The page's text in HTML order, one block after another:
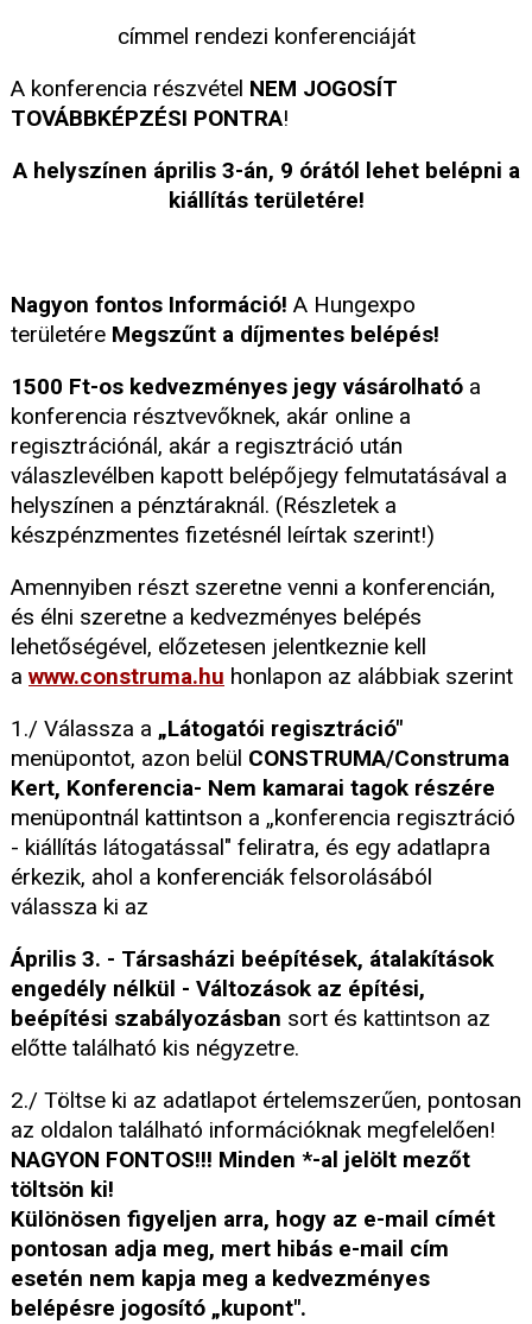
címmel rendezi konferenciáját
A konferencia részvétel NEM JOGOSÍT
TOVÁBBKÉPZÉSI PONTRA!
A helyszínen április 3-án, 9 órától lehet belépni a
kiállítás területére!
Nagyon fontos Információ! A Hungexpo
területére Megszűnt a díjmentes belépés!
1500 Ft-os kedvezményes jegy vásárolható a
konferencia résztvevőknek, akár online a
regisztrációnál, akár a regisztráció után
válaszlevélben kapott belépőjegy felmutatásával a
helyszínen a pénztáraknál. (Részletek a
készpénzmentes fizetésnél leírtak szerint!)
Amennyiben részt szeretne venni a konferencián,
és élni szeretne a kedvezményes belépés
lehetőségével, előzetesen jelentkeznie kell
a www.construma.hu honlapon az alábbiak szerint
1./ Válassza a „Látogatói regisztráció"
menüpontot, azon belül CONSTRUMA/Construma
Kert, Konferencia- Nem kamarai tagok részére
menüpontnál kattintson a „konferencia regisztráció
- kiállítás látogatással" feliratra, és egy adatlapra
érkezik, ahol a konferenciák felsorolásából
válassza ki az
Április 3. - Társasházi beépítések, átalakítások
engedély nélkül - Változások az építési,
beépítési szabályozásban sort és kattintson az
előtte található kis négyzetre.
2./ Töltse ki az adatlapot értelemszerűen, pontosan
az oldalon található információknak megfelelően!
NAGYON FONTOS!!! Minden *-al jelölt mezőt
töltsön ki!
Különösen figyeljen arra, hogy az e-mail címét
pontosan adja meg, mert hibás e-mail cím
esetén nem kapja meg a kedvezményes
belépésre jogosító „kupont".